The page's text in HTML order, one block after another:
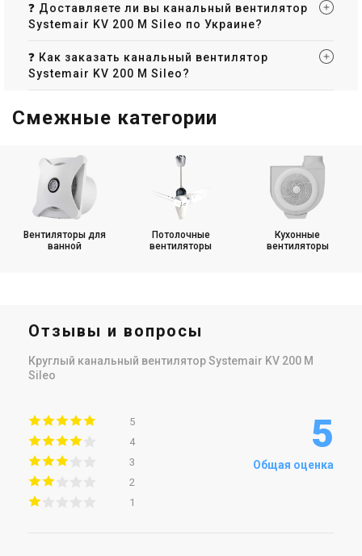
❓ Доставляете ли вы канальный вентилятор
Systemair KV 200 M Sileo по Украине?
❓ Как заказать канальный вентилятор
Systemair KV 200 M Sileo?
Смежные категории
Вентиляторы для
ванной
Потолочные
вентиляторы
Кухонные
вентиляторы
Отзывы и вопросы
Круглый канальный вентилятор Systemair KV 200 M
Sileo
5
4
3
2
1
5
Общая оценка